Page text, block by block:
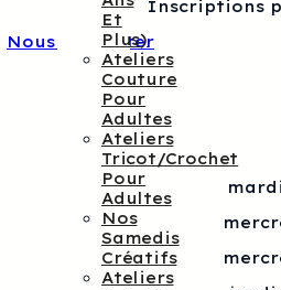
Et
Plus)
Ateliers
Couture
Pour
Adultes
Ateliers
Tricot/crochet
Pour
Adultes
Nos
Samedis
Créatifs
Ateliers
Inscriptions
Nous contacter